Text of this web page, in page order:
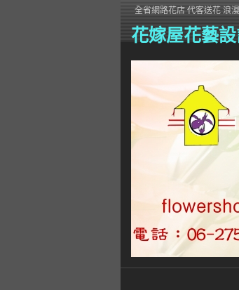
花嫁屋花藝
全省網路花店 代客送花 浪